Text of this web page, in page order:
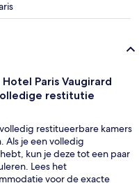
Paris Vaugirard
restitutie
restitueerbare kamers
Als je een volledig
kun je deze tot een paar
Lees het
voor de exacte